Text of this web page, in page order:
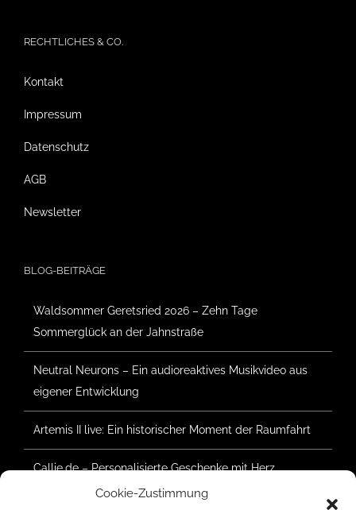
Cookie-Zustimmung
RECHTLICHES & CO.
Kontakt
Impressum
Datenschutz
AGB
Newsletter
BLOG-BEITRÄGE
Waldsommer Geretsried 2026 – Zehn Tage
Sommerglück an der Jahnstraße
Neutral Neurons – Ein audioreaktives Musikvideo aus
eigener Entwicklung
Artemis II live: Ein historischer Moment der Raumfahrt
Callie.de – Personalisierte Geschenke mit Herz